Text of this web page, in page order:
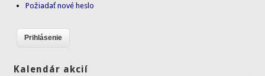
Požiadať nové heslo
Kalendár akcií